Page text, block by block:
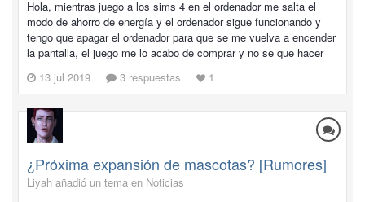
Hola, mientras juego a los sims 4 en el ordenador me salta el
modo de ahorro de energía y el ordenador sigue funcionando y
tengo que apagar el ordenador para que se me vuelva a encender
la pantalla, el juego me lo acabo de comprar y no se que hacer
13 jul 2019
3 respuestas 1
¿Próxima expansión de mascotas? [Rumores]
Liyah añadió un tema en Noticias